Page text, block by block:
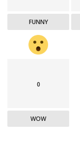
FUNNY
0
WOW